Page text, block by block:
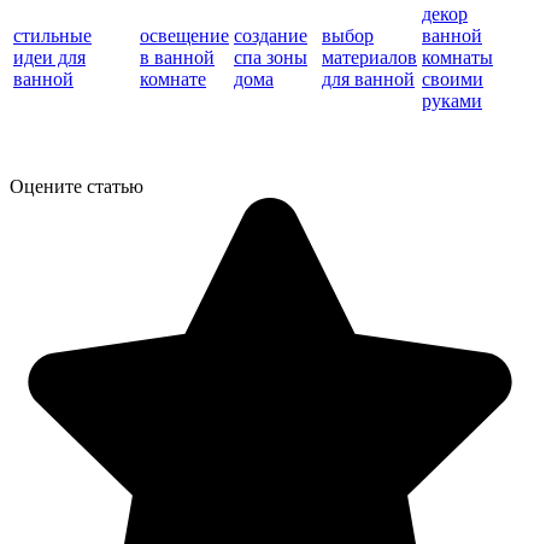
стильные
идеи для
ванной
освещение
в ванной
комнате
создание
спа зоны
дома
выбор
материалов
для ванной
декор
ванной
комнаты
своими
руками
Оцените статью